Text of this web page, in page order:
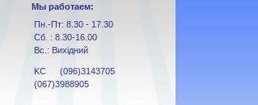
Мы работаем:
Пн.-Пт: 8.30 - 17.30
Сб. : 8.30-16.00
Вс.: Вихідний
KC (096)3143705
(067)3988905